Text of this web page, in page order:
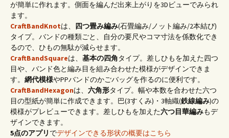
が簡単に作れます。側面を編んだ出来上がりを3Dビューでみられ
ます。
CraftBandKnotは、 四つ畳み編み(石畳編み/ノット編み/2本結び)
タイプ。バンドの種類ごと、自分の要尺やコマ寸法を係数化でき
るので、ひもの無駄が減らせます。
CraftBandSquareは、 基本の四角タイプ。差しひもを加えた四つ
目や、バンド色と編み目を組み合わせた模様がデザインできま
す。 網代模様やPPバンドのかごバッグを作るのに便利です。
CraftBandHexagonは、 六角形タイプ。幅や本数を合わせた六つ
目の型紙が簡単に作成できます。巴(3すくみ)・3軸織(鉄線編み)の
模様がプレビューできます。差しひもを加えた六つ目華編みもデ
ザインできます。
5点のアプリ でデザインできる形状の概要はこちら